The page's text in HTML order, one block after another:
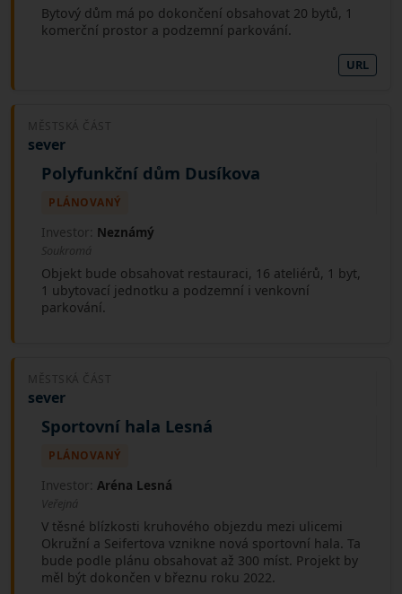
Bytový dům má po dokončení obsahovat 20 bytů, 1
komerční prostor a podzemní parkování.
URL
MĚSTSKÁ ČÁST
sever
Polyfunkční dům Dusíkova
PLÁNOVANÝ
Investor: Neznámý
Soukromá
Objekt bude obsahovat restauraci, 16 ateliérů, 1 byt,
1 ubytovací jednotku a podzemní i venkovní
parkování.
MĚSTSKÁ ČÁST
sever
Sportovní hala Lesná
PLÁNOVANÝ
Investor: Aréna Lesná
Veřejná
V těsné blízkosti kruhového objezdu mezi ulicemi
Okružní a Seifertova vznikne nová sportovní hala. Ta
bude podle plánu obsahovat až 300 míst. Projekt by
měl být dokončen v březnu roku 2022.